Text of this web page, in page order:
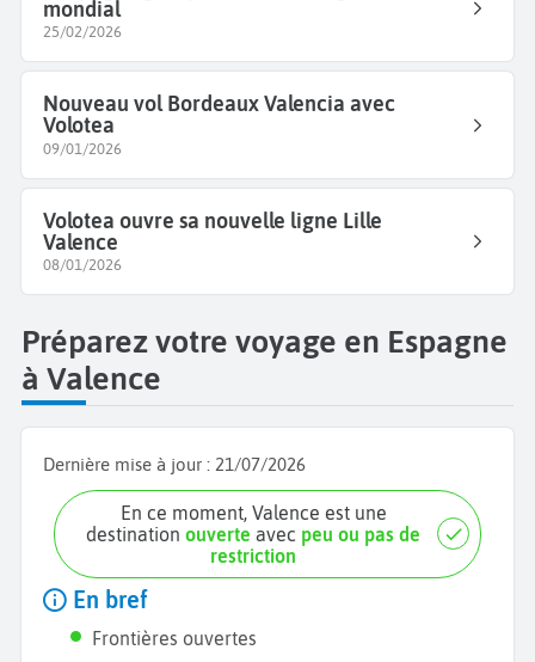
mondial
25/02/2026
Nouveau vol Bordeaux Valencia avec
Volotea
09/01/2026
Volotea ouvre sa nouvelle ligne Lille
Valence
08/01/2026
Préparez votre voyage en Espagne
à Valence
Dernière mise à jour : 21/07/2026
En ce moment, Valence est une
destinationouverte avec peu ou pas de
restriction
En bref
Frontières ouvertes